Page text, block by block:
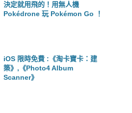
決定就用飛的！用無人機
Pokédrone 玩 Pokémon Go ！
iOS 限時免費 :《淘卡寶卡：建
築》,《Photo4 Album
Scanner》